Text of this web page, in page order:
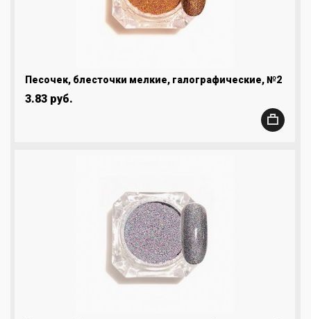
Песочек, блесточки мелкие, галографические, №2
3.83 руб.